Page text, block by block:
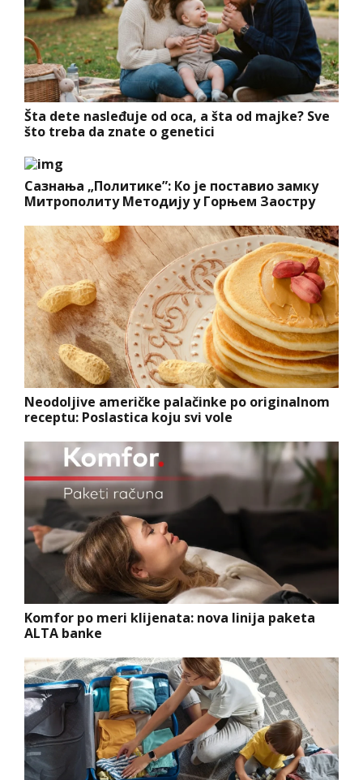
Šta dete nasleđuje od oca, a šta od majke? Sve
što treba da znate o genetici
Сазнања „Политике”: Ко је поставио замку
Митрополиту Методију у Горњем Заостру
Neodoljive američke palačinke po originalnom
receptu: Poslastica koju svi vole
Komfor po meri klijenata: nova linija paketa
ALTA banke